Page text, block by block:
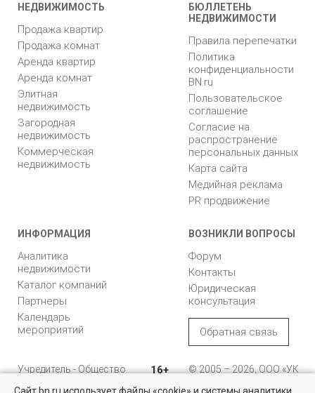
НЕДВИЖИМОСТЬ
Продажа квартир
Продажа комнат
Аренда квартир
Аренда комнат
Элитная
недвижимость
Загородная
недвижимость
Коммерческая
недвижимость
БЮЛЛЕТЕНЬ
НЕДВИЖИМОСТИ
Правила перепечатки
Политика
конфиденциальности
BN.ru
Пользовательское
соглашение
Согласие на
распространение
персональных данных
Карта сайта
Медийная реклама
PR продвижение
ИНФОРМАЦИЯ
Аналитика
недвижимости
Каталог компаний
Партнеры
Календарь
мероприятий
ВОЗНИКЛИ ВОПРОСЫ
Форум
Контакты
Юридическая
консультация
Обратная связь
Учредитель - Общество
16+
© 2005 – 2026, ООО «УК